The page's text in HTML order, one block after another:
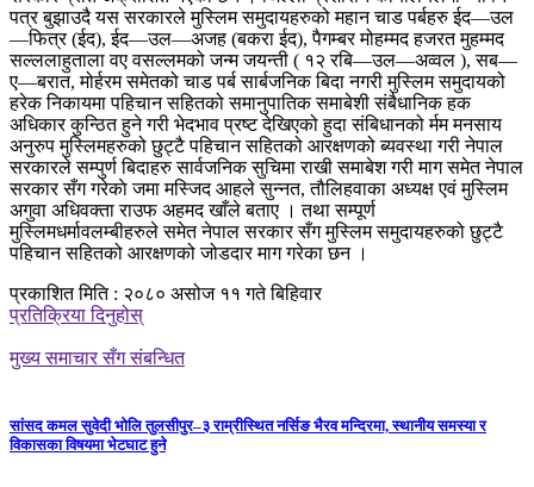
पत्र बुझाउदै यस सरकारले मुस्लिम समुदायहरुको महान चाड पर्बहरु ईद—उल
—फित्र (ईद), ईद—उल—अजह (बकरा ईद), पैगम्बर मोहम्मद हजरत मुहम्मद
सल्ललाहुताला वए वसल्लमको जन्म जयन्ती ( १२ रबि—उल—अव्वल ), सब—
ए—बरात, मोर्हरम समेतको चाड पर्ब सार्बजनिक बिदा नगरी मुस्लिम समुदायको
हरेक निकायमा पहिचान सहितको समानुपातिक समाबेशी संबैधानिक हक
अधिकार कुन्ठित हुने गरी भेदभाव प्रष्ट देखिएको हुदा संबिधानको र्मम मनसाय
अनुरुप मुस्लिमहरुको छुट्टै पहिचान सहितको आरक्षणको ब्यवस्था गरी नेपाल
सरकारले सम्पुर्ण बिदाहरु सार्वजनिक सुचिमा राखी समाबेश गरी माग समेत नेपाल
सरकार सँग गरेकाे जमा मस्जिद आहले सुन्नत, तौलिहवाका अध्यक्ष एवं मुस्लिम
अगुवा अधिवक्ता राउफ अहमद खाँले बताए । तथा सम्पूर्ण
मुस्लिमधर्मावलम्बीहरुले समेत नेपाल सरकार सँग मुस्लिम समुदायहरुको छुट्टै
पहिचान सहितको आरक्षणको जोडदार माग गरेका छन ।
प्रकाशित मिति : २०८० असोज ११ गते बिहिवार
प्रतिक्रिया दिनुहोस्
मुख्य समाचार सँग संबन्धित
सांसद कमल सुवेदी भोलि तुलसीपुर–३ राम्रीस्थित नर्सिङ भैरव मन्दिरमा, स्थानीय समस्या र
विकासका विषयमा भेटघाट हुने